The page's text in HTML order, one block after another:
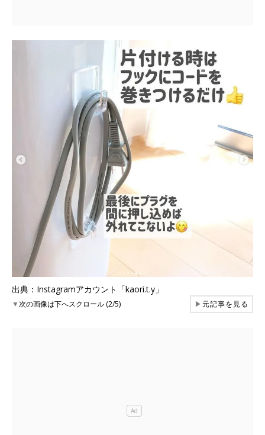
出典：Instagramアカウント「kaori.t.y」
▼次の画像は下へスクロール (2/5) ▶元記事を見る